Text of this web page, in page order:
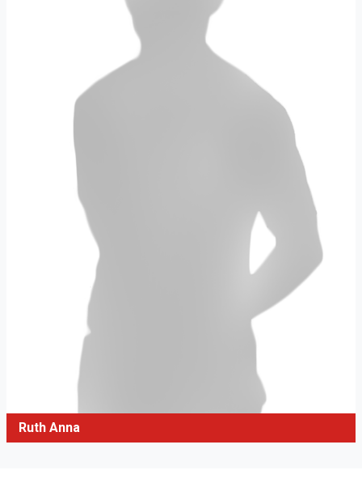
Ruth Anna